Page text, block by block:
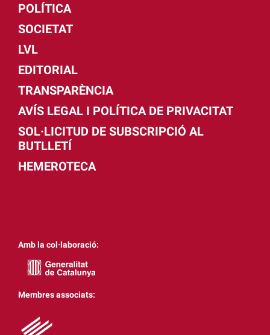
POLÍTICA
SOCIETAT
LVL
EDITORIAL
TRANSPARÈNCIA
AVÍS LEGAL I POLÍTICA DE PRIVACITAT
SOL·LICITUD DE SUBSCRIPCIÓ AL
BUTLLETÍ
HEMEROTECA
Amb la col·laboració:
Membres associats: